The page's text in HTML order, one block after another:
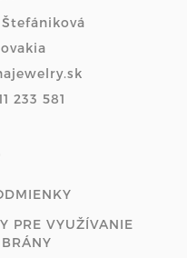
233 581
PRE VYUŽÍVANIE